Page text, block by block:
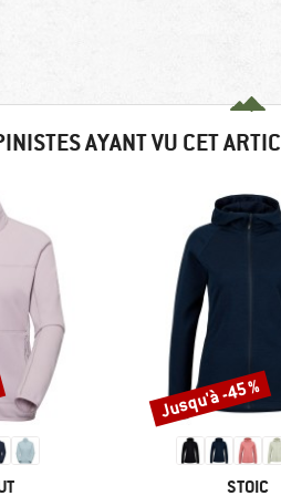
AYANT VU CET
MARQUE
STOIC
Remise
Jusqu'à -45 %